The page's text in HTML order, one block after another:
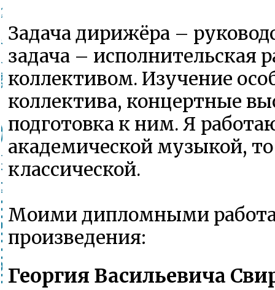
Задача дирижёра –
задача – исполнительская
коллективом. Изучение
коллектива, концертные
подготовка к ним. Я
академической музыкой, то
классической.
Моими дипломными
произведения:
Георгия Васильевича